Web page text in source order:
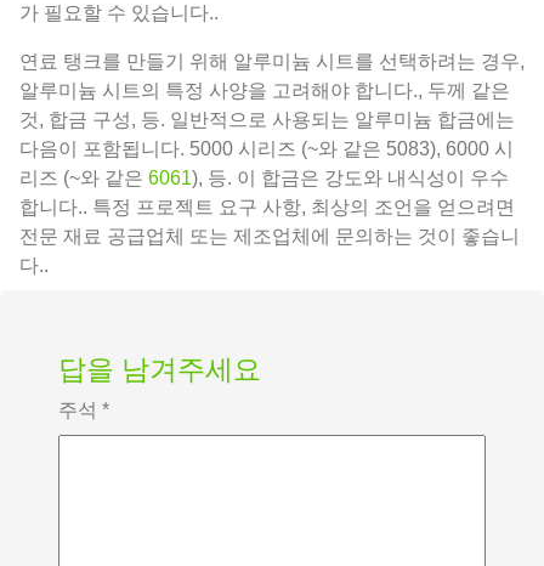
가 필요할 수 있습니다..
연료 탱크를 만들기 위해 알루미늄 시트를 선택하려는 경우,
알루미늄 시트의 특정 사양을 고려해야 합니다., 두께 같은
것, 합금 구성, 등. 일반적으로 사용되는 알루미늄 합금에는
다음이 포함됩니다. 5000 시리즈 (~와 같은 5083), 6000 시
리즈 (~와 같은 6061), 등. 이 합금은 강도와 ​​내식성이 우수
합니다.. 특정 프로젝트 요구 사항, 최상의 조언을 얻으려면
전문 재료 공급업체 또는 제조업체에 문의하는 것이 좋습니
다..
답을 남겨주세요
주석 *